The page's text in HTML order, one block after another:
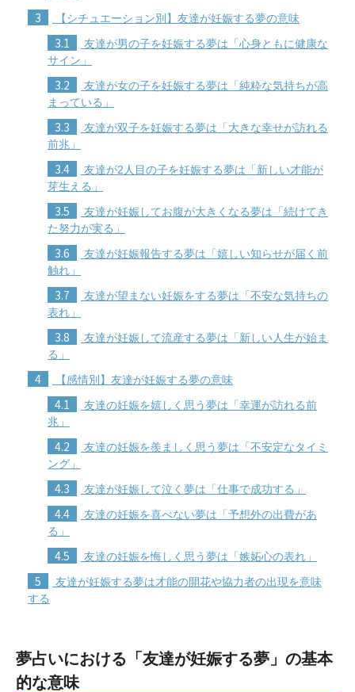
3 【シチュエーション別】友達が妊娠する夢の意味
3.1
友達が男の子を妊娠する夢は「心身ともに健康な
サイン」
3.2
友達が女の子を妊娠する夢は「純粋な気持ちが高
まっている」
3.3
友達が双子を妊娠する夢は「大きな幸せが訪れる
前兆」
3.4
友達が2人目の子を妊娠する夢は「新しい才能が
芽生える」
3.5
友達が妊娠してお腹が大きくなる夢は「続けてき
た努力が実る」
3.6
友達が妊娠報告する夢は「嬉しい知らせが届く前
触れ」
3.7
友達が望まない妊娠をする夢は「不安な気持ちの
表れ」
3.8
友達が妊娠して流産する夢は「新しい人生が始ま
る」
4 【感情別】友達が妊娠する夢の意味
4.1
友達の妊娠を嬉しく思う夢は「幸運が訪れる前
兆」
4.2
友達の妊娠を羨ましく思う夢は「不安定なタイミ
ング」
4.3 友達が妊娠して泣く夢は「仕事で成功する」
4.4
友達の妊娠を喜べない夢は「予想外の出費があ
る」
4.5 友達の妊娠を悔しく思う夢は「嫉妬心の表れ」
5
友達が妊娠する夢は才能の開花や協力者の出現を意味
する
夢占いにおける「友達が妊娠する夢」の基本
的な意味